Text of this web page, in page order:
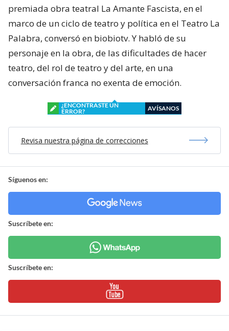
premiada obra teatral La Amante Fascista, en el
marco de un ciclo de teatro y política en el Teatro La
Palabra, conversó en biobiotv. Y habló de su
personaje en la obra, de las dificultades de hacer
teatro, del rol de teatro y del arte, en una
conversación franca no exenta de emoción.
¿ENCONTRASTE UN
ERROR?
AVÍSANOS
Revisa nuestra página de correcciones
Síguenos en:
Suscríbete en:
Suscríbete en: